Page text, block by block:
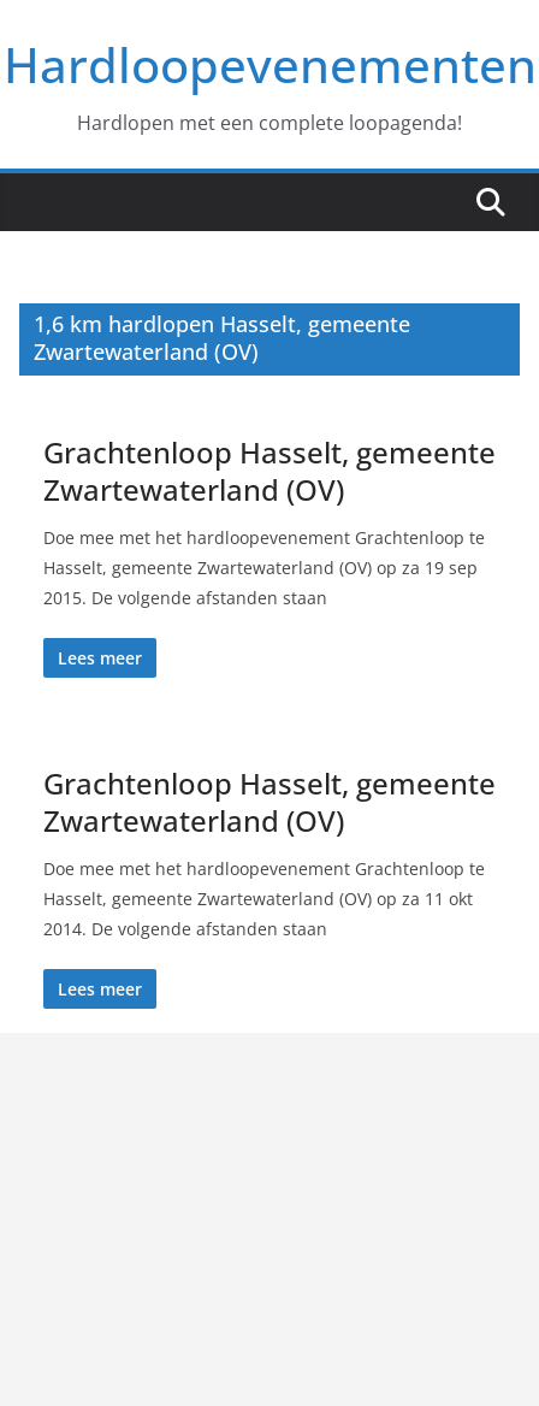
naar
deHardloopevenementen
Hardlopen met een complete loopagenda!
1,6 km hardlopen Hasselt, gemeente
Zwartewaterland (OV)
Grachtenloop Hasselt, gemeente
Zwartewaterland (OV)
Doe mee met het hardloopevenement Grachtenloop te
Hasselt, gemeente Zwartewaterland (OV) op za 19 sep
2015. De volgende afstanden staan
Lees meer
Grachtenloop Hasselt, gemeente
Zwartewaterland (OV)
Doe mee met het hardloopevenement Grachtenloop te
Hasselt, gemeente Zwartewaterland (OV) op za 11 okt
2014. De volgende afstanden staan
Lees meer